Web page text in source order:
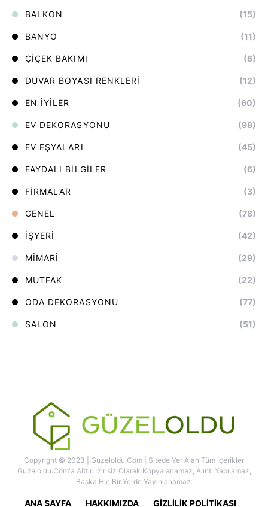
BALKON (15)
BANYO (11)
ÇIÇEK BAKIMI (6)
DUVAR BOYASI RENKLERI (12)
EN İYILER (60)
EV DEKORASYONU (98)
EV EŞYALARI (45)
FAYDALI BILGILER (6)
FIRMALAR (3)
GENEL (78)
İŞYERI (42)
MIMARI (29)
MUTFAK (22)
ODA DEKORASYONU (77)
SALON (51)
Copyright © 2023 | Guzeloldu.com | Sitede Yer Alan Tüm Içerikler
Guzeloldu.com'a Aittir. İzinsiz Olarak Kopyalanamaz, Alıntı Yapılamaz,
Başka Hiç Bir Yerde Yayınlanamaz.
ANA SAYFA HAKKIMIZDA GIZLILIK POLITIKASI